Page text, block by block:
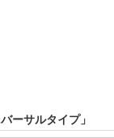
ーサルタイプ」